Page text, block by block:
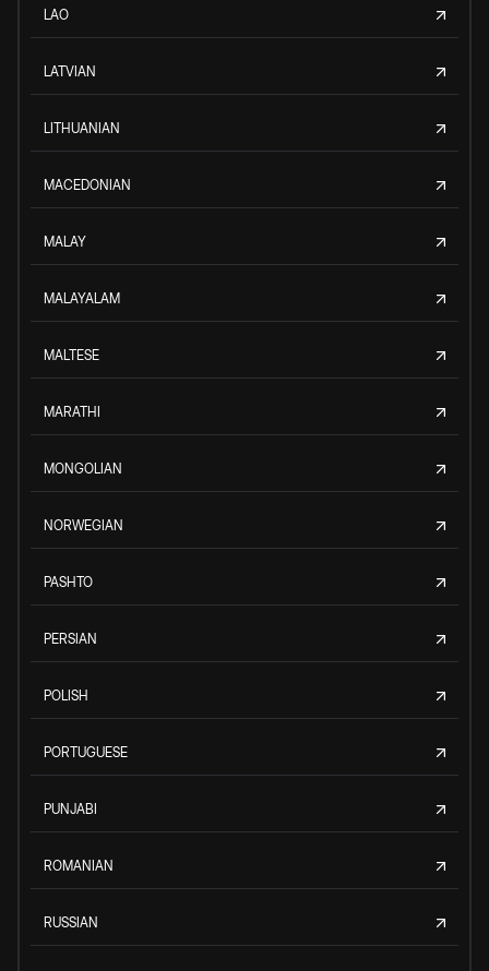
LAO
LATVIAN
LITHUANIAN
MACEDONIAN
MALAY
MALAYALAM
MALTESE
MARATHI
MONGOLIAN
NORWEGIAN
PASHTO
PERSIAN
POLISH
PORTUGUESE
PUNJABI
ROMANIAN
RUSSIAN